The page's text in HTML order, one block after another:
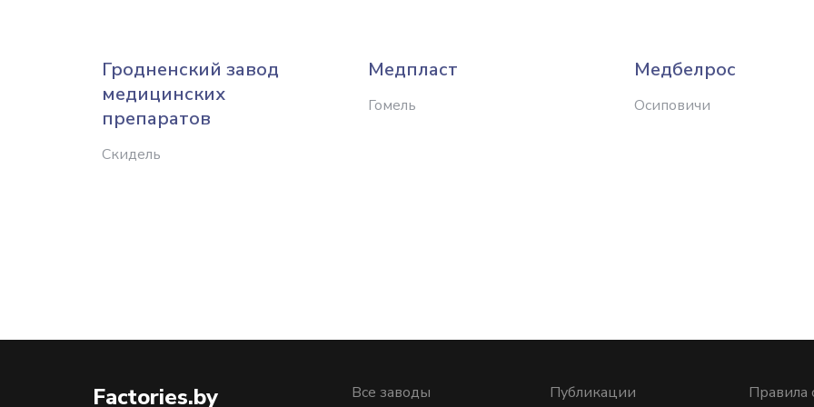
Гродненский завод
медицинских
препаратов
Скидель
Медпласт
Гомель
Медбелрос
Осиповичи
Factories.by Все заводы Публикации Правила